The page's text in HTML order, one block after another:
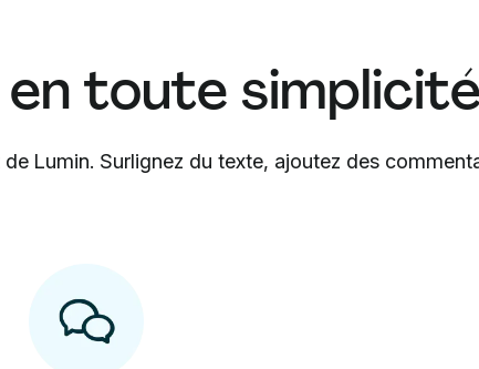
toute simplicité
Lumin. Surlignez du texte, ajoutez des